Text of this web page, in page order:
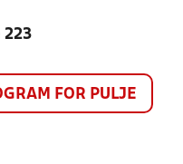
223
FOR PULJE